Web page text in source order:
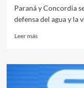
Paraná y Concordia
defensa del agua y la
Leer másRead
Entre